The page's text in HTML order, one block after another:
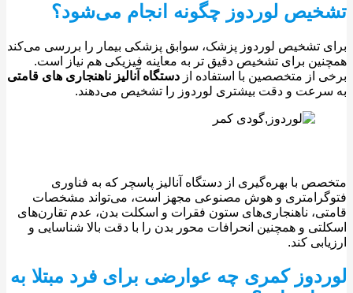
لوردوز چگونه انجام می‌شود؟
تشخیص لوردوز پزشک، سوابق پزشکی بیمار را بررسی می‌کند
برای تشخیص دقیق تر به معاینه فیزیکی هم نیاز است.
از متخصصین با استفاده ازدستگاه آنالیز ناهنجاری های قامتی
و دقت بیشتری لوردوز را تشخیص می‌دهند.
با بهره‌گیری از دستگاه آنالیز پاسچر که به فناوری
و هوش مصنوعی مجهز است، می‌تواند مشخصات
ناهنجاری‌های ستون فقرات و اسکلت بدن، عدم تقارن‌های
و همچنین انحرافات محور بدن را با دقت بالا شناسایی و
کند.
کمری چه عوارضی برای فرد مبتلا به